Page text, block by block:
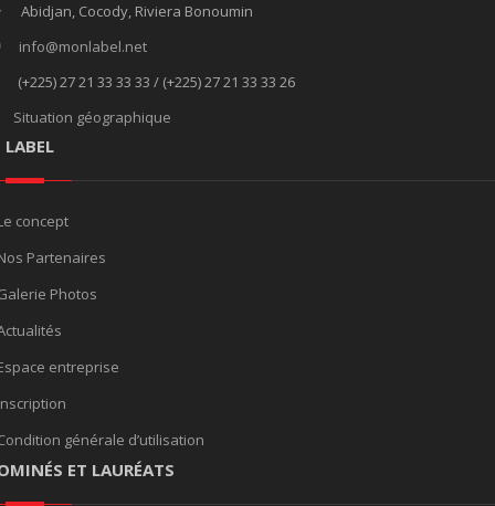
Abidjan, Cocody, Riviera Bonoumin
info@monlabel.net
(+225) 27 21 33 33 33 / (+225) 27 21 33 33 26
Situation géographique
LABEL
concept
Partenaires
Photos
entreprise
générale d’utilisation
ET LAURÉATS